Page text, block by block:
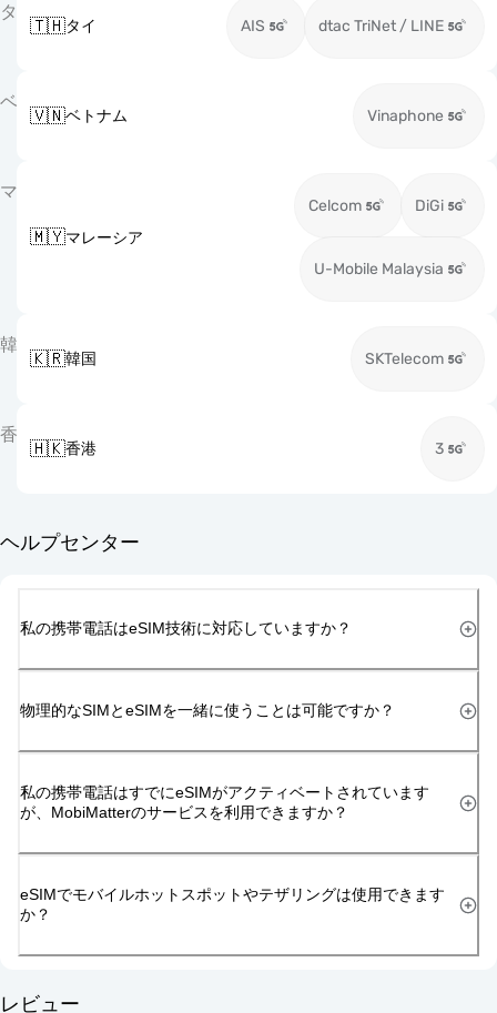
タ
🇹🇭タイ AIS dtac TriNet / LINE
ベ
🇻🇳ベトナム Vinaphone
マ
🇲🇾マレーシア
Celcom DiGi
U-Mobile Malaysia
韓
🇰🇷韓国 SKTelecom
香
🇭🇰香港 3
ヘルプセンター
私の携帯電話はeSIM技術に対応していますか？
物理的なSIMとeSIMを一緒に使うことは可能ですか？
私の携帯電話はすでにeSIMがアクティベートされています
が、MobiMatterのサービスを利用できますか？
eSIMでモバイルホットスポットやテザリングは使用できます
か？
レビュー